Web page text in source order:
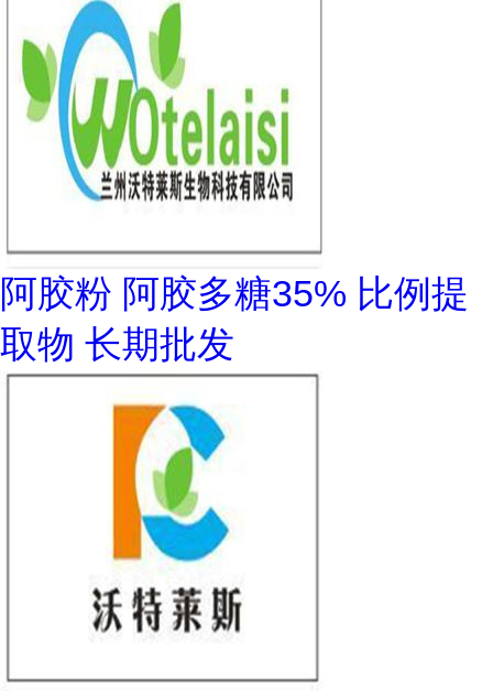
阿胶粉 阿胶多糖35% 比例提
取物 长期批发